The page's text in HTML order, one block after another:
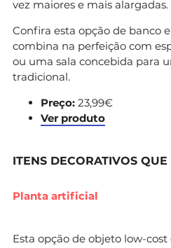
vez maiores e mais alargadas.
Confira esta opção de banco
combina na perfeição com
ou uma sala concebida para
tradicional.
Preço: 23,99€
Ver produto
ITENS DECORATIVOS
Planta artificial
Esta opção de objeto low-